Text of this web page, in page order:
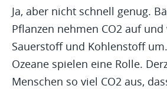
Ja, aber nicht schnell genug.
Pflanzen nehmen CO2 auf
Sauerstoff und Kohlenstoff
Ozeane spielen eine Rolle.
Menschen so viel CO2 aus,